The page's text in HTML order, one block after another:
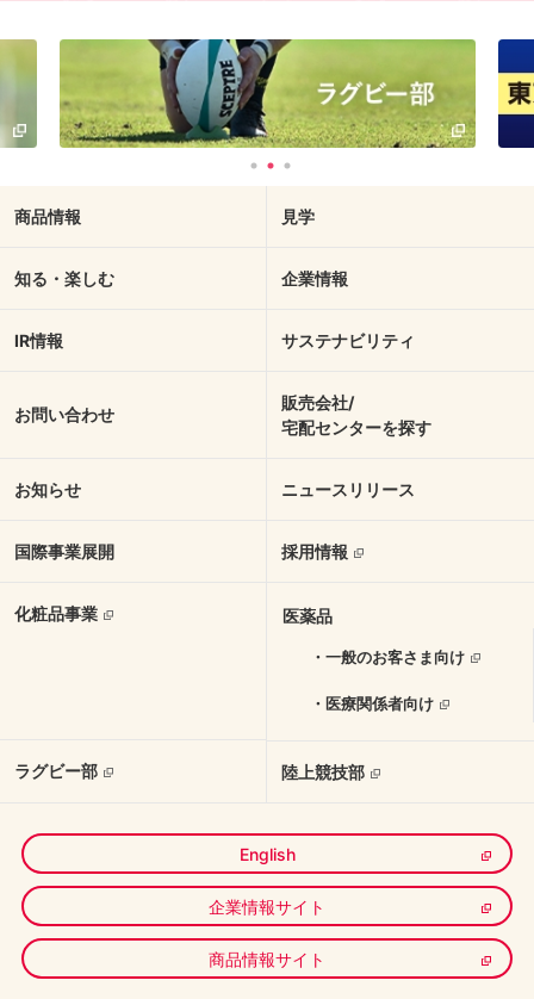
English
企業情報サイト
商品情報サイト
商品情報 見学
知る・楽しむ 企業情報
IR情報 サステナビリティ
お問い合わせ
販売会社/
宅配センターを探す
お知らせ ニュースリリース
国際事業展開 採用情報
化粧品事業 医薬品
・一般のお客さま向け
・医療関係者向け
ラグビー部 陸上競技部